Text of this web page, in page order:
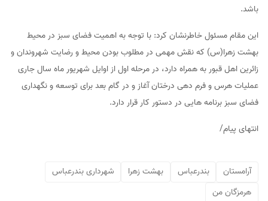
باشد.
این مقام مسئول خاطرنشان کرد: با توجه به اهمیت فضای سبز در محیط
بهشت زهرا(س) که نقش مهمی در مطلوب بودن محیط و رضایت شهروندان و
زائرین اهل قبور به همراه دارد، در مرحله اول از اوایل شهریور ماه سال جاری
عملیات هرس و فرم دهی درختان آغاز و در گام بعد برای توسعه و نگهداری
فضای سبز برنامه هایی در دستور کار قرار دارد.
انتهای پیام/
آرامستان بندرعباس بهشت زهرا
شهرداری بندرعباس
هرمزگان من